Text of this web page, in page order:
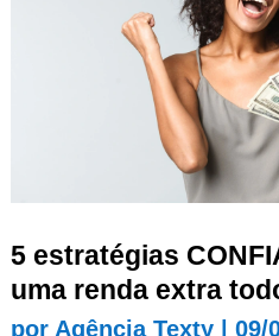
5 estratégias
uma renda extra
por Agência Texty| 09/